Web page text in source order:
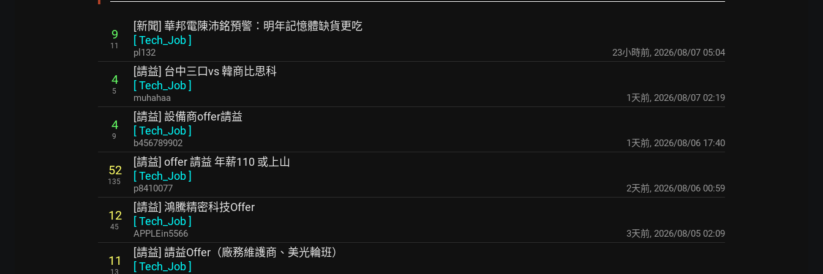
9
11
[新聞] 華邦電陳沛銘預警：明年記憶體缺貨更吃
[Tech_Job]
pl132 23小時前, 2026/08/07 05:04
4
5
[請益] 台中三口vs 韓商比思科
[Tech_Job]
muhahaa 1天前, 2026/08/07 02:19
4
9
[請益] 設備商offer請益
[Tech_Job]
b456789902 1天前, 2026/08/06 17:40
52
135
[請益] offer 請益 年薪110 或上山
[Tech_Job]
p8410077 2天前, 2026/08/06 00:59
12
45
[請益] 鴻騰精密科技Offer
[Tech_Job]
APPLEin5566 3天前, 2026/08/05 02:09
11
13
[請益] 請益Offer（廠務維護商、美光輪班）
[Tech_Job]